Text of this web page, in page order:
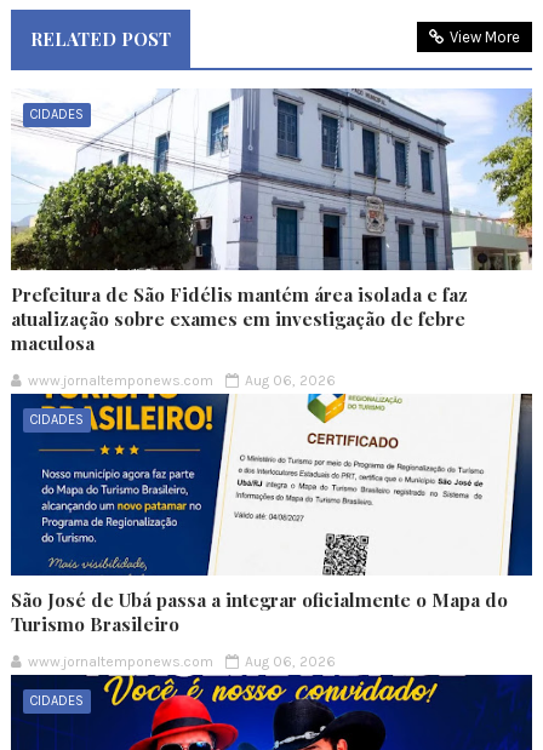
RELATED POST View More
CIDADES
Prefeitura de São Fidélis mantém área isolada e faz
atualização sobre exames em investigação de febre
maculosa
www.jornaltemponews.com Aug 06, 2026
CIDADES
São José de Ubá passa a integrar oficialmente o Mapa do
Turismo Brasileiro
www.jornaltemponews.com Aug 06, 2026
CIDADES